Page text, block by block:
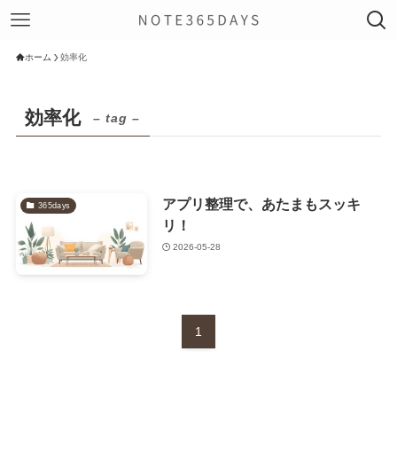
ホーム 効率化
効率化 – tag –
365days
アプリ整理で、あたまもスッキ
リ！
2026-05-28
1